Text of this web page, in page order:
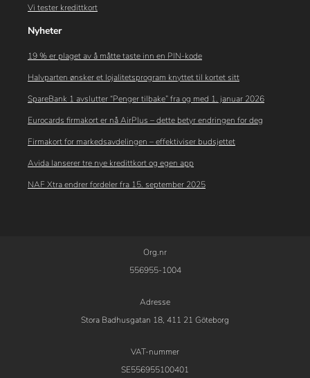
Vi tester kredittkort
Nyheter
19 % er plaget av å måtte taste inn en PIN-kode
Halvparten ønsker et lojalitetsprogram knyttet til kortet sitt
SpareBank 1 avslutter “Penger tilbake” fra og med 1. januar 2026
Eurocards firmakort er nå AirPlus – dette betyr endringen for deg
Firmakort for markedsavdelingen – effektiviser budsjettet
Avida lanserer tre nye kredittkort og egen app
NAF Xtra endrer fordeler fra 15. september 2025
Org.nr
556955-1004
Adresse
Stora Badhusgatan 18, 411 21 Göteborg
VAT-nummer
SE556955100401